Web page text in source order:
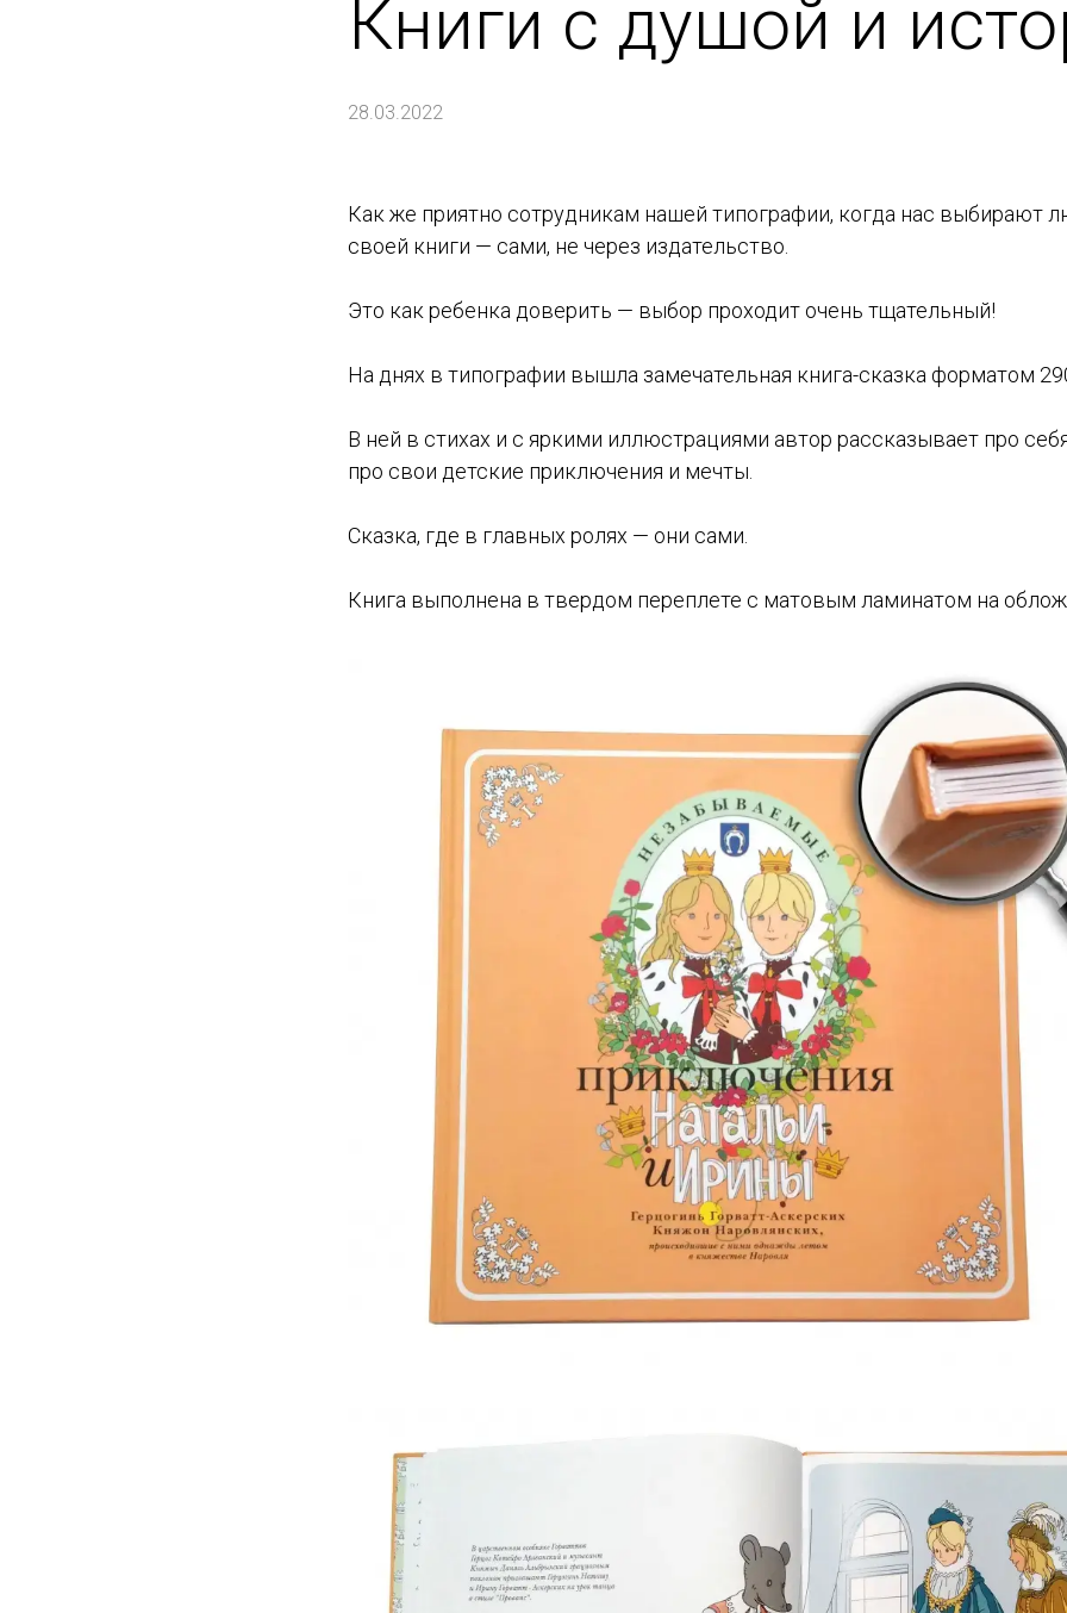
Книги с душой и
28.03.2022
Как же приятно сотрудникам нашей типографии, когда нас выбирают
своей книги — сами, не через издательство.
Это как ребенка доверить — выбор проходит очень тщательный!
На днях в типографии вышла замечательная книга-сказка форматом
В ней в стихах и с яркими иллюстрациями автор рассказывает про
про свои детские приключения и мечты.
Сказка, где в главных ролях — они сами.
Книга выполнена в твердом переплете с матовым ламинатом на